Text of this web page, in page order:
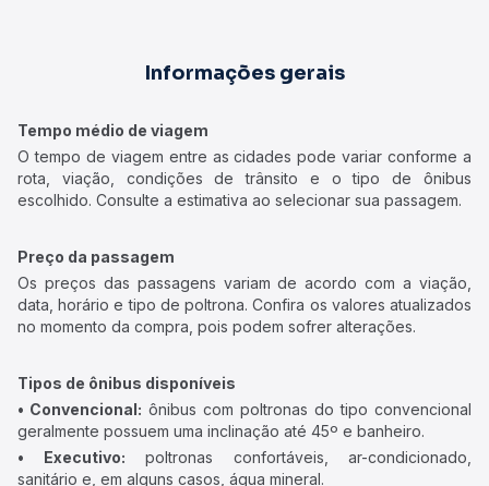
Informações gerais
Tempo médio de viagem
O tempo de viagem entre as cidades pode variar conforme a
rota, viação, condições de trânsito e o tipo de ônibus
escolhido. Consulte a estimativa ao selecionar sua passagem.
Preço da passagem
Os preços das passagens variam de acordo com a viação,
data, horário e tipo de poltrona. Confira os valores atualizados
no momento da compra, pois podem sofrer alterações.
Tipos de ônibus disponíveis
• Convencional: ônibus com poltronas do tipo convencional
geralmente possuem uma inclinação até 45º e banheiro.
• Executivo: poltronas confortáveis, ar-condicionado,
sanitário e, em alguns casos, água mineral.